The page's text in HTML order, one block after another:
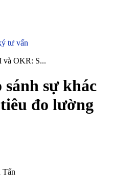
tư vấn
và OKR: S...
sự khác
đo lường
Tấn